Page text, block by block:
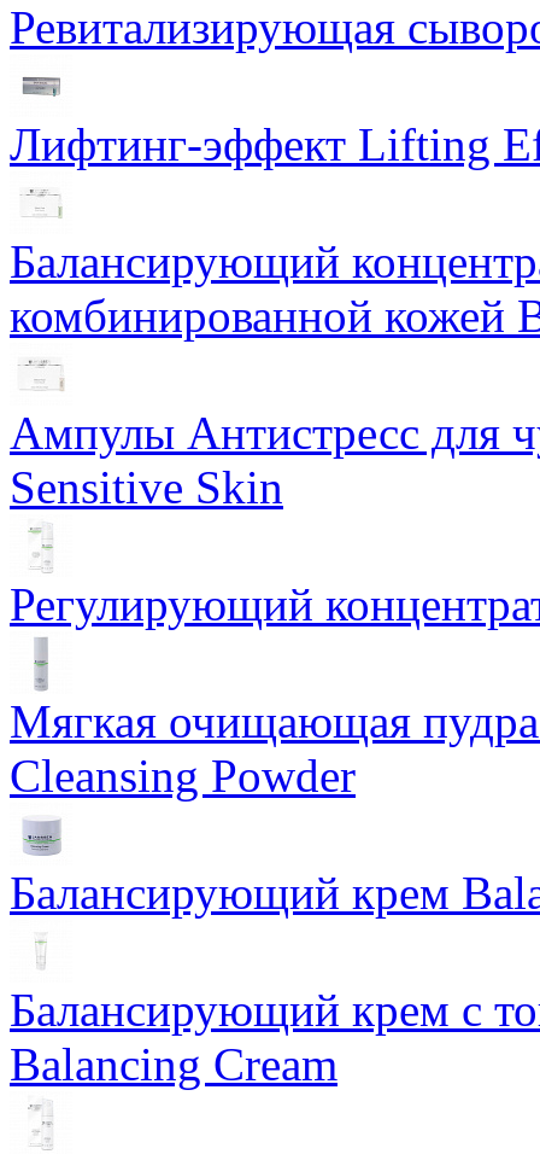
Ревитализирующая
Лифтинг-эффект Lifting
Балансирующий
комбинированной кожей
Ампулы Антистресс для
Sensitive Skin
Регулирующий
Мягкая очищающая
Cleansing Powder
Балансирующий крем
Балансирующий крем с
Balancing Cream